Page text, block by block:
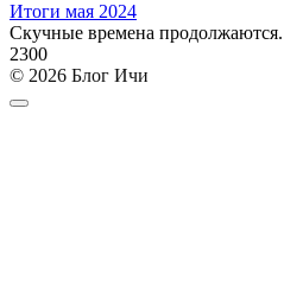
Итоги мая 2024
Скучные времена
2300
© 2026 Блог Ичи